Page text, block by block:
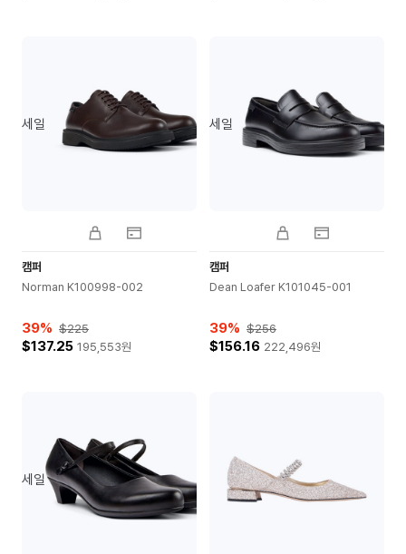
세일
캠퍼
Norman K100998-002
39% $225
$137.25 195,553원
세일
캠퍼
Dean Loafer K101045-001
39% $256
$156.16 222,496원
세일